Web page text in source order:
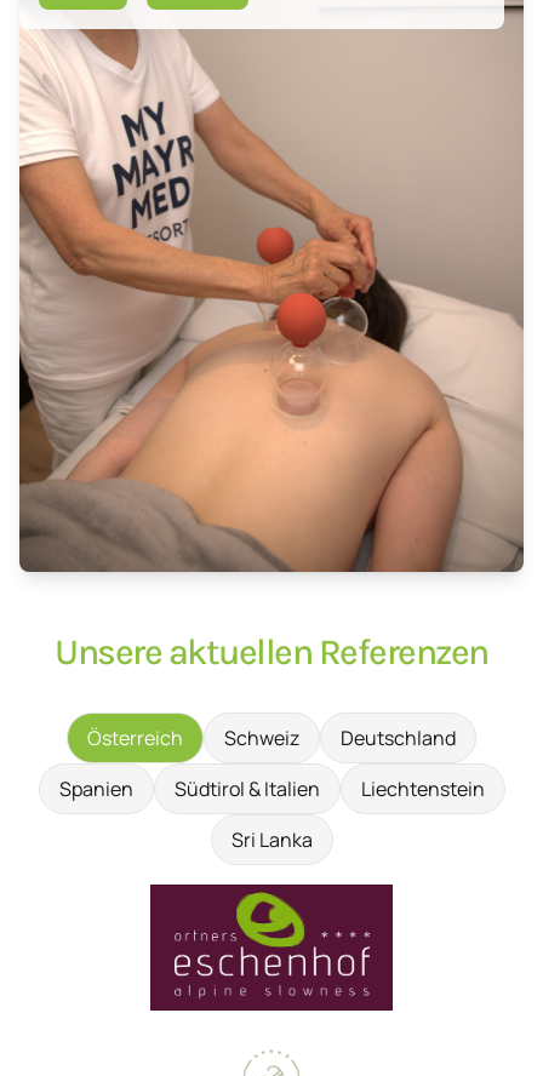
Unsere aktuellen Referenzen
Österreich Schweiz
Deutschland
Spanien
Südtirol & Italien
Liechtenstein
Sri Lanka